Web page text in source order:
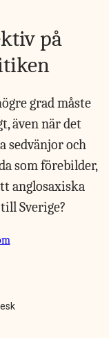
på
grad måste
även när det
sedvänjor och
som förebilder,
anglosaxiska
Sverige?